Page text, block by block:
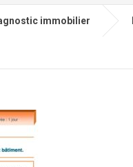
immobilier